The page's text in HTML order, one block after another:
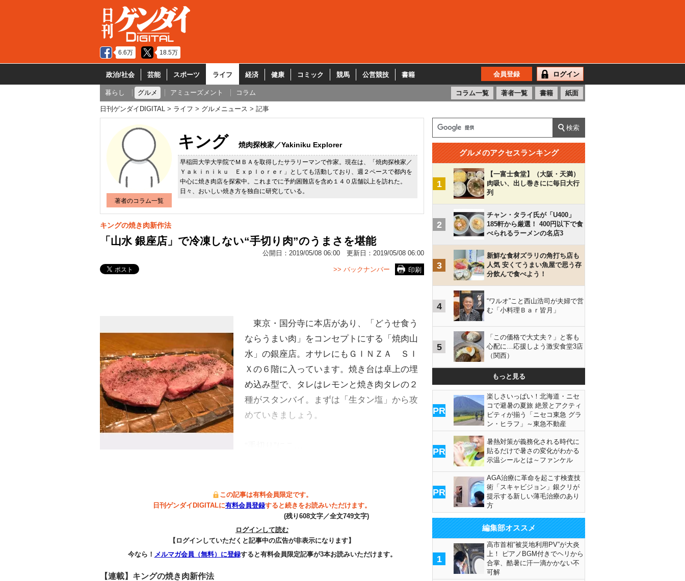
6.6万 18.5万
政治/社会 芸能 スポーツ ライフ 経済 健康 コミック 競馬 公営競技 書籍 会員登録 ログイン
暮らし グルメ アミューズメント コラム コラム一覧 著者一覧 書籍 紙面
日刊ゲンダイDIGITAL ライフ グルメニュース 記事
著者のコラム一覧
キング 焼肉探検家／Yakiniku Explorer
早稲田大学大学院でＭＢＡを取得したサラリーマンで作家。現在は、「焼肉探検家／
Ｙａｋｉｎｉｋｕ Ｅｘｐｌｏｒｅｒ」としても活動しており、週２ペースで都内を
中心に焼き肉店を探索中。これまでに予約困難店を含め１４０店舗以上を訪れた。
日々、おいしい焼き方を独自に研究している。
キングの焼き肉新作法
「山水 銀座店」で冷凍しない“手切り肉”のうまさを堪能
公開日： 2019/05/08 06:00 更新日： 2019/05/08 06:00
印刷
>> バックナンバー
東京・国分寺に本店があり、「どうせ食う
ならうまい肉」をコンセプトにする「焼肉山
水」の銀座店。オサレにもＧＩＮＺＡ ＳＩ
Ｘの６階に入っています。焼き台は卓上の埋
め込み型で、タレはレモンと焼き肉タレの２
種がスタンバイ。まずは「生タン塩」から攻
めていきましょう。
この記事は有料会員限定です。
日刊ゲンダイDIGITALに有料会員登録すると続きをお読みいただけます。
(残り608文字／全文749文字)
ログインして読む
【ログインしていただくと記事中の広告が非表示になります】
今なら！ メルマガ会員（無料）に登録すると有料会員限定記事が3本お読みいただけます。
【連載】キングの焼き肉新作法
グルメのアクセスランキング
1
【一富士食堂】（大阪・天満）
肉吸い、出し巻きにに毎日大行
列
2
チャン・タライ氏が「U400」
185軒から厳選！ 400円以下で食
べられるラーメンの名店3
3
新鮮な食材ズラリの角打ち店も
人気 安くてうまい魚屋で思う存
分飲んで食べよう！
4
“ワルオ”こと西山浩司が夫婦で営
む「小料理Ｂａｒ皆月」
5
「この価格で大丈夫？」と客も
心配に…応援しよう激安食堂3店
（関西）
もっと見る
PR
楽しさいっぱい！北海道・ニセ
コで避暑の夏旅 絶景とアクティ
ビティが揃う「ニセコ東急 グラ
ン・ヒラフ」～東急不動産
PR
暑熱対策が義務化される時代に
貼るだけで暑さの変化がわかる
示温シールとは～ファンケル
PR
AGA治療に革命を起こす検査技
術「スキャビジョン」銀クリが
提示する新しい薄毛治療のあり
方
編集部オススメ
1
高市首相“被災地利用PV”が大炎
上！ ピアノBGM付きでヘリから
合掌、酷暑に汗一滴かかない不
可解